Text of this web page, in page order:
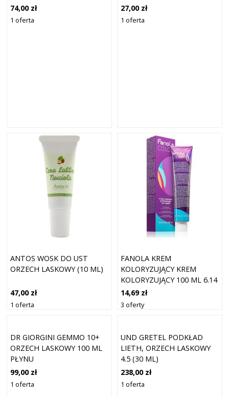
74,00 zł
1 oferta
27,00 zł
1 oferta
ANTOS WOSK DO UST
ORZECH LASKOWY (10 ML)
47,00 zł
1 oferta
FANOLA KREM
KOLORYZUJĄCY KREM
KOLORYZUJĄCY 100 ML 6.14
ORZECH LASKOWY
14,69 zł
3 oferty
DR GIORGINI GEMMO 10+
ORZECH LASKOWY 100 ML
PŁYNU
BEZALKOHOLOWEGO
99,00 zł
1 oferta
UND GRETEL PODKŁAD
LIETH, ORZECH LASKOWY
4.5 (30 ML)
238,00 zł
1 oferta